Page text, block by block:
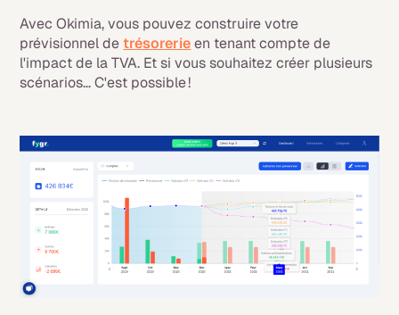
Avec Okimia, vous pouvez construire votre
prévisionnel detrésorerieen tenant compte de
l'impact de la TVA. Et si vous souhaitez créer plusieurs
scénarios… C'est possible !